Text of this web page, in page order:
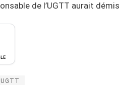
de l’UGTT aurait
UGTT